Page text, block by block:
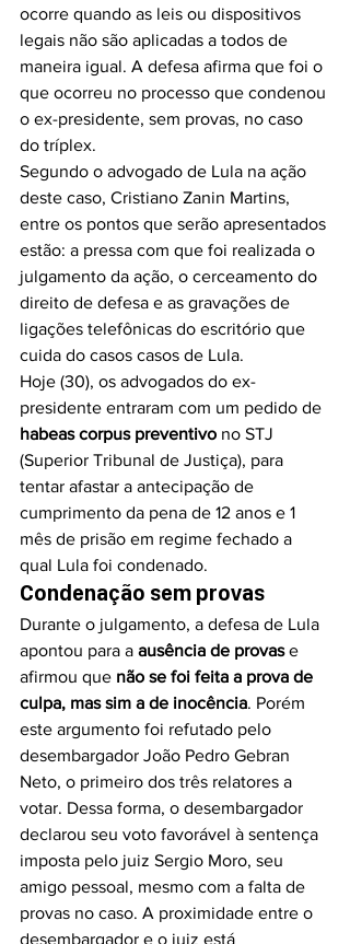
ocorre quando as leis ou dispositivos
legais não são aplicadas a todos de
maneira igual. A defesa afirma que foi o
que ocorreu no processo que condenou
o ex-presidente, sem provas, no caso
do tríplex.
Segundo o advogado de Lula na ação
deste caso, Cristiano Zanin Martins,
entre os pontos que serão apresentados
estão: a pressa com que foi realizada o
julgamento da ação, o cerceamento do
direito de defesa e as gravações de
ligações telefônicas do escritório que
cuida do casos casos de Lula.
Hoje (30), os advogados do ex-
presidente entraram com um pedido de
habeas corpus preventivo no STJ
(Superior Tribunal de Justiça), para
tentar afastar a antecipação de
cumprimento da pena de 12 anos e 1
mês de prisão em regime fechado a
qual Lula foi condenado.
Condenação sem provas
Durante o julgamento, a defesa de Lula
apontou para a ausência de provas e
afirmou que não se foi feita a prova de
culpa, mas sim a de inocência. Porém
este argumento foi refutado pelo
desembargador João Pedro Gebran
Neto, o primeiro dos três relatores a
votar. Dessa forma, o desembargador
declarou seu voto favorável à sentença
imposta pelo juiz Sergio Moro, seu
amigo pessoal, mesmo com a falta de
provas no caso. A proximidade entre o
desembargador e o juiz está